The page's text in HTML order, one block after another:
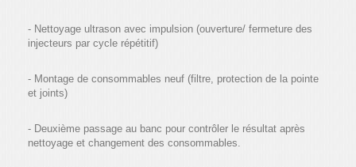
- Nettoyage ultrason avec impulsion (ouverture/ fermeture des
injecteurs par cycle répétitif)
- Montage de consommables neuf (filtre, protection de la pointe
et joints)
- Deuxième passage au banc pour contrôler le résultat après
nettoyage et changement des consommables.